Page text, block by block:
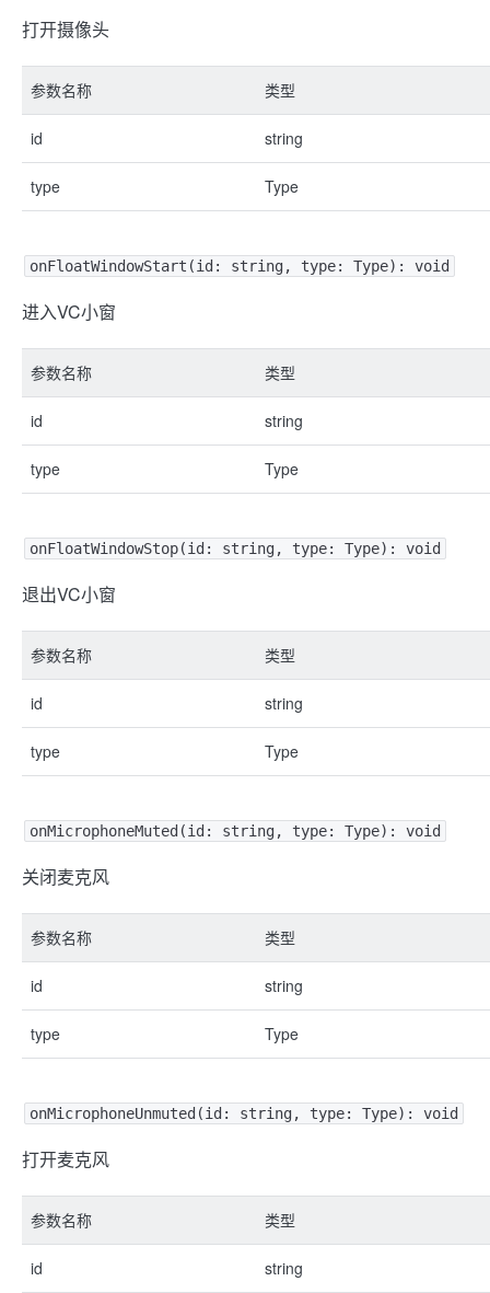
打开摄像头
参数名称 类型
id string
type Type
onFloatWindowStart(id: string, type: Type): void
进入VC小窗
参数名称 类型
id string
type Type
onFloatWindowStop(id: string, type: Type): void
退出VC小窗
参数名称 类型
id string
type Type
onMicrophoneMuted(id: string, type: Type): void
关闭麦克风
参数名称 类型
id string
type Type
onMicrophoneUnmuted(id: string, type: Type): void
打开麦克风
参数名称 类型
id string